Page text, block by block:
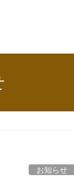
お知らせ